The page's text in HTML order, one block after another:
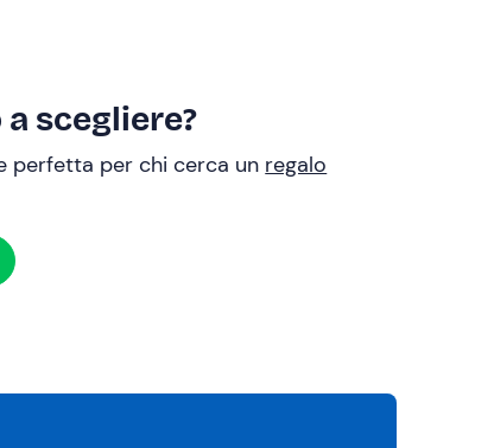
scegliere?
perfetta per chi cerca un regalo